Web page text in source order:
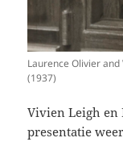
Laurence Olivier
(1937)
Vivien Leigh en
presentatie